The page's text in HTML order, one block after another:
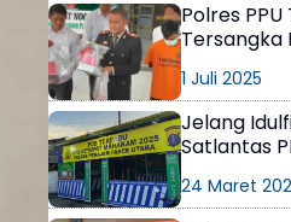
Polres
Tersangka
di Cianjur
1 Juli 2025
Jelang
Satlantas
Mahakam
24 Maret